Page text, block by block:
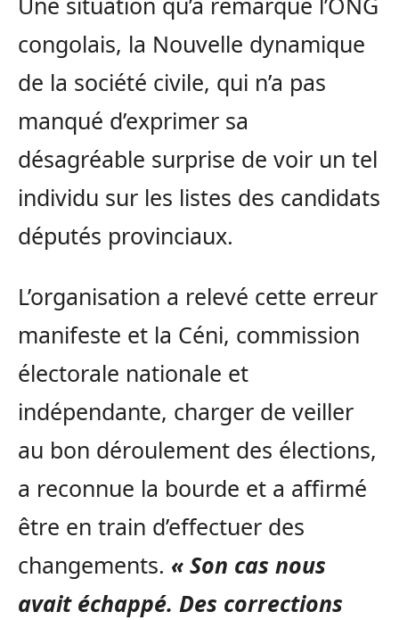
congolais, la Nouvelle dynamique
de la société civile, qui n’a pas
manqué d’exprimer sa
désagréable surprise de voir un tel
individu sur les listes des candidats
députés provinciaux.
L’organisation a relevé cette erreur
manifeste et la Céni, commission
électorale nationale et
indépendante, charger de veiller
au bon déroulement des élections,
a reconnue la bourde et a affirmé
être en train d’effectuer des
changements. « Son cas nous
avait échappé. Des corrections